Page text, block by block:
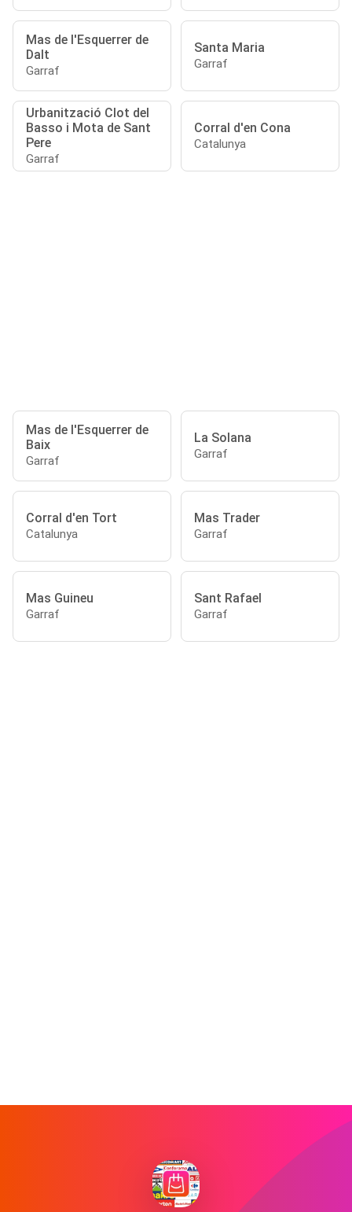
Mas de l'Esquerrer de
Dalt
Garraf
Santa Maria
Garraf
Urbanització Clot del
Basso i Mota de Sant
Pere
Garraf
Corral d'en Cona
Catalunya
Mas de l'Esquerrer de
Baix
Garraf
La Solana
Garraf
Corral d'en Tort
Catalunya
Mas Trader
Garraf
Mas Guineu
Garraf
Sant Rafael
Garraf